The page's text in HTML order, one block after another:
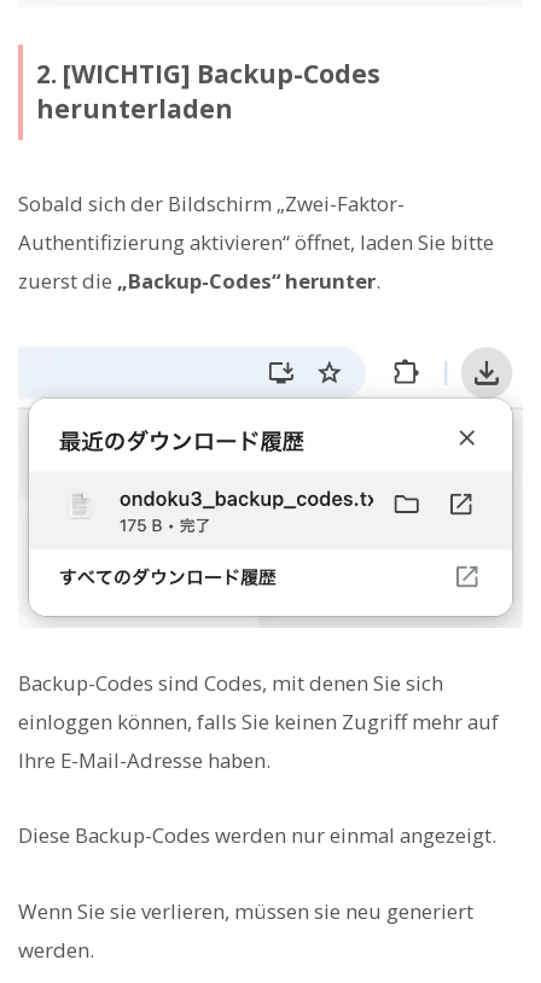
2. [WICHTIG] Backup-Codes
herunterladen
Sobald sich der Bildschirm „Zwei-Faktor-
Authentifizierung aktivieren“ öffnet, laden Sie bitte
zuerst die „Backup-Codes“ herunter.
Backup-Codes sind Codes, mit denen Sie sich
einloggen können, falls Sie keinen Zugriff mehr auf
Ihre E-Mail-Adresse haben.
Diese Backup-Codes werden nur einmal angezeigt.
Wenn Sie sie verlieren, müssen sie neu generiert
werden.